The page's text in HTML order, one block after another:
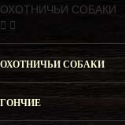
ОХОТНИЧЬИ СОБАКИ
ОХОТНИЧЬИ СОБАКИ
ГОНЧИЕ